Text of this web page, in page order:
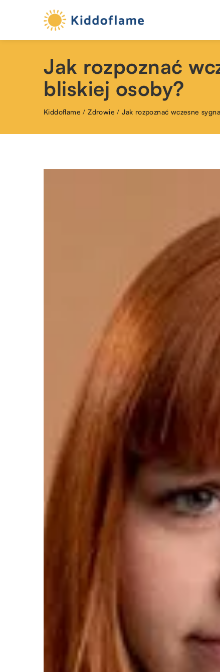
Jak rozpoznać
bliskiej osoby?
Kiddoflame /Zdrowie /Jak rozpoznać wczesne